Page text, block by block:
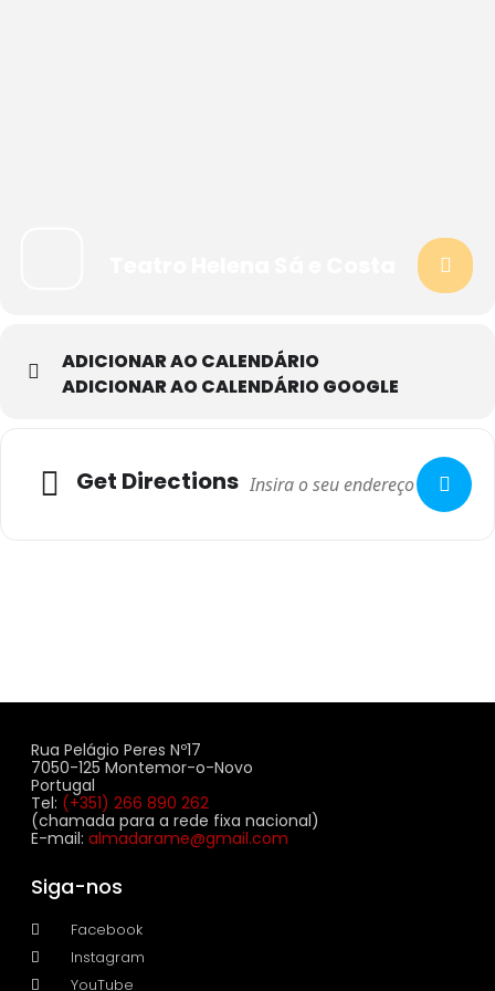
ADICIONAR AO CALENDÁRIO
ADICIONAR AO CALENDÁRIO GOOGLE
Get Directions
Rua Pelágio Peres Nº17
7050-125 Montemor-o-Novo
Portugal
Tel: (+351) 266 890 262
(chamada para a rede fixa nacional)
E-mail: almadarame@gmail.com
Siga-nos
Facebook
Instagram
YouTube